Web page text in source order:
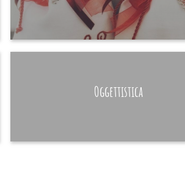
HAND MADE
Oggettistica